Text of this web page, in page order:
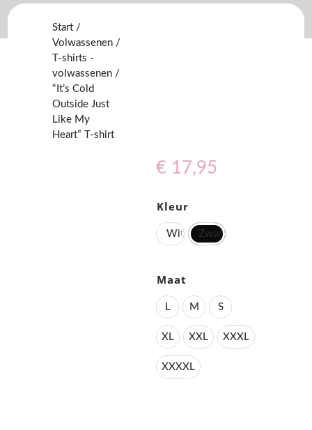
Start /
Volwassenen /
T-shirts -
volwassenen /
“It’s Cold
Outside Just
Like My
Heart” T-shirt
€ 17,95
Kleur
Wit Zwart
Maat
L M S
XL XXL XXXL
XXXXL